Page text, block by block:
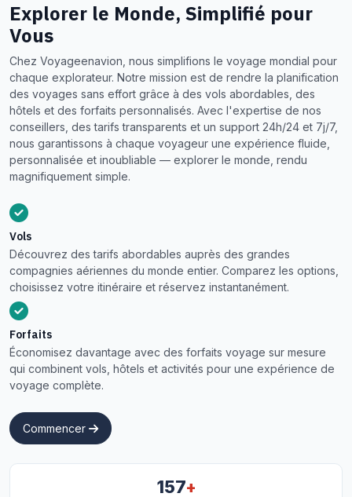
Explorer le Monde, Simplifié pour
Vous
Chez Voyageenavion, nous simplifions le voyage mondial pour
chaque explorateur. Notre mission est de rendre la planification
des voyages sans effort grâce à des vols abordables, des
hôtels et des forfaits personnalisés. Avec l'expertise de nos
conseillers, des tarifs transparents et un support 24h/24 et 7j/7,
nous garantissons à chaque voyageur une expérience fluide,
personnalisée et inoubliable — explorer le monde, rendu
magnifiquement simple.
Vols
Découvrez des tarifs abordables auprès des grandes
compagnies aériennes du monde entier. Comparez les options,
choisissez votre itinéraire et réservez instantanément.
Forfaits
Économisez davantage avec des forfaits voyage sur mesure
qui combinent vols, hôtels et activités pour une expérience de
voyage complète.
Commencer
157+